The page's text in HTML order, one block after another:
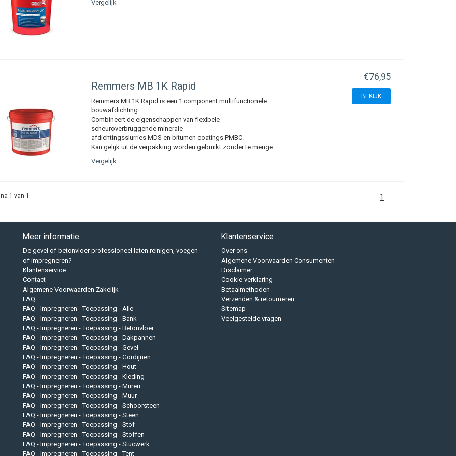
Vergelijk
Remmers MB 1K Rapid
Remmers MB 1K Rapid is een 1 component multifunctionele
bouwafdichting
Combineert de eigenschappen van flexibele
scheuroverbruggende minerale
afdichtingsslurries MDS en bitumen coatings PMBC.
Kan gelijk uit de verpakking worden gebruikt zonder te menge
Vergelijk
€76,95
BEKIJK
1 van 1 1
Meer informatie
De gevel of betonvloer professioneel laten reinigen, voegen
of impregneren?
Klantenservice
Contact
Algemene Voorwaarden Zakelijk
FAQ
FAQ - Impregneren - Toepassing - Alle
FAQ - Impregneren - Toepassing - Bank
FAQ - Impregneren - Toepassing - Betonvloer
FAQ - Impregneren - Toepassing - Dakpannen
FAQ - Impregneren - Toepassing - Gevel
FAQ - Impregneren - Toepassing - Gordijnen
FAQ - Impregneren - Toepassing - Hout
FAQ - Impregneren - Toepassing - Kleding
FAQ - Impregneren - Toepassing - Muren
FAQ - Impregneren - Toepassing - Muur
FAQ - Impregneren - Toepassing - Schoorsteen
FAQ - Impregneren - Toepassing - Steen
FAQ - Impregneren - Toepassing - Stof
FAQ - Impregneren - Toepassing - Stoffen
FAQ - Impregneren - Toepassing - Stucwerk
FAQ - Impregneren - Toepassing - Tent
Klantenservice
Over ons
Algemene Voorwaarden Consumenten
Disclaimer
Cookie-verklaring
Betaalmethoden
Verzenden & retourneren
Sitemap
Veelgestelde vragen